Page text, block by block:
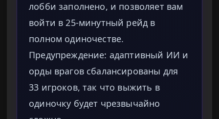
лобби заполнено, и позволяет вам
войти в 25-минутный рейд в
полном одиночестве.
Предупреждение: адаптивный ИИ и
орды врагов сбалансированы для
33 игроков, так что выжить в
одиночку будет чрезвычайно